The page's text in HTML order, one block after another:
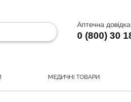
Аптечна довідка:
0 (800) 30
МЕДИЧНІ ТОВАРИ